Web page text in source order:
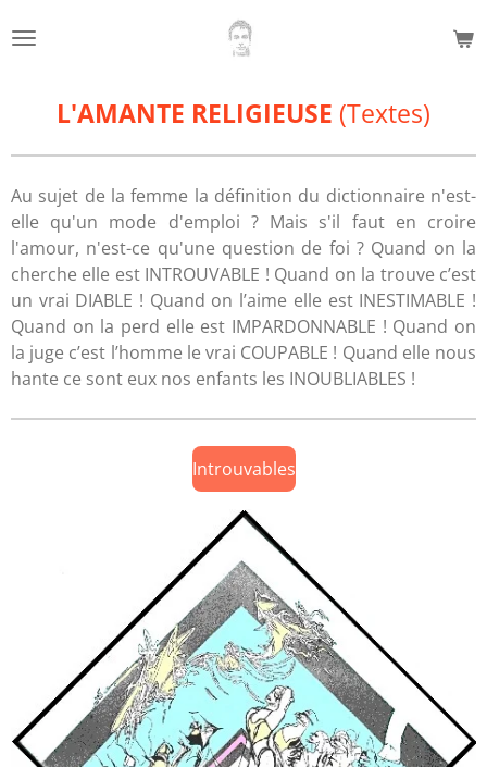
au
principalL'AMANTE RELIGIEUSE (Textes)
Au sujet de la femme la définition du dictionnaire n'est-
elle qu'un mode d'emploi ? Mais s'il faut en croire
l'amour, n'est-ce qu'une question de foi ? Quand on la
cherche elle est INTROUVABLE ! Quand on la trouve c’est
un vrai DIABLE ! Quand on l’aime elle est INESTIMABLE !
Quand on la perd elle est IMPARDONNABLE ! Quand on
la juge c’est l’homme le vrai COUPABLE ! Quand elle nous
hante ce sont eux nos enfants les INOUBLIABLES !
Introuvables